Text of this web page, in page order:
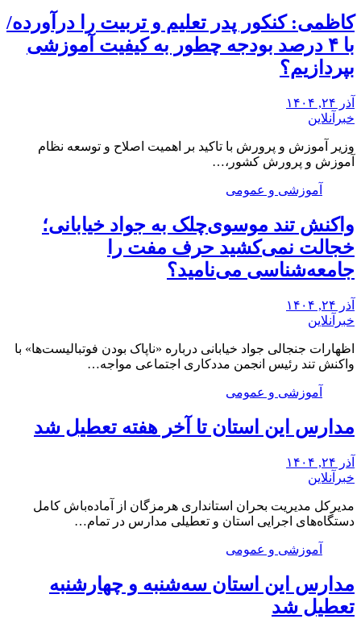
کاظمی: کنکور پدر تعلیم و تربیت را درآورده/
با ۴ درصد بودجه چطور به کیفیت آموزشی
بپردازیم؟
آذر ۲۴, ۱۴۰۴
خبرآنلاین
وزیر آموزش و پرورش با تاکید بر اهمیت اصلاح و توسعه نظام
آموزش و پرورش کشور،…
آموزشی و عمومی
واکنش تند موسوی‌چلک به جواد خیابانی؛
خجالت نمی‌کشید حرف مفت را
جامعه‌شناسی می‌نامید؟
آذر ۲۴, ۱۴۰۴
خبرآنلاین
اظهارات جنجالی جواد خیابانی درباره «ناپاک بودن فوتبالیست‌ها» با
واکنش تند رئیس انجمن مددکاری اجتماعی مواجه…
آموزشی و عمومی
مدارس این استان تا آخر هفته تعطیل شد
آذر ۲۴, ۱۴۰۴
خبرآنلاین
مدیرکل مدیریت بحران استانداری هرمزگان از آماده‌باش کامل
دستگاه‌های اجرایی استان و تعطیلی مدارس در تمام…
آموزشی و عمومی
مدارس این استان سه‌شنبه و چهارشنبه
تعطیل شد